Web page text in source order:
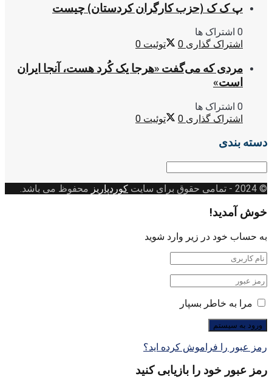
پ ک ک (حزب کارگران کردستان) چیست
0 اشتراک ها
اشتراک گذاری 0 توئیت 0
مردی که می‌گفت «هرجا یک کُرد هست، آنجا ایران
است»
0 اشتراک ها
اشتراک گذاری 0 توئیت 0
دسته بندی
دسته
© 2024
- تمامی حقوق برای سایت کوردپاریز محفوظ می باشد.
خوش آمدید!
به حساب خود در زیر وارد شوید
مرا به خاطر بسپار
رمز عبور را فراموش کرده اید؟
رمز عبور خود را بازیابی کنید